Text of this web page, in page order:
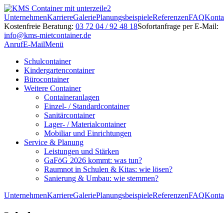
UnternehmenKarriereGaleriePlanungsbeispieleReferenzenFAQ
Kostenfreie Beratung: 03 72 04 / 92 48 18Sofortanfrage per E-Mail:
info@kms-mietcontainer.de
AnrufE-MailMenü
Schulcontainer
Kindergartencontainer
Bürocontainer
Weitere Container
Containeranlagen
Einzel- / Standardcontainer
Sanitärcontainer
Lager- / Materialcontainer
Mobiliar und Einrichtungen
Service & Planung
Leistungen und Stärken
GaFöG 2026 kommt: was tun?
Raumnot in Schulen & Kitas: wie lösen?
Sanierung & Umbau: wie stemmen?
UnternehmenKarriereGaleriePlanungsbeispieleReferenzenFAQ